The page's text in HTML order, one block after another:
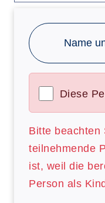
Name
Diese
Bitte beachten
teilnehmende
ist, weil die
Person als